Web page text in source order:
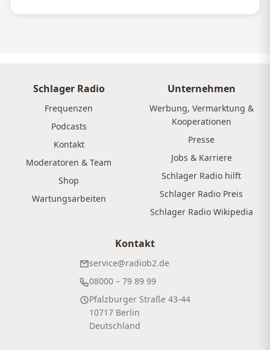
Schlager Radio
Frequenzen
Podcasts
Kontakt
Moderatoren & Team
Shop
Wartungsarbeiten
Unternehmen
Werbung, Vermarktung &
Kooperationen
Presse
Jobs & Karriere
Schlager Radio hilft
Schlager Radio Preis
Schlager Radio Wikipedia
Kontakt
service@radiob2.de
08000 – 79 89 99
Pfalzburger Straße 43-44
10717 Berlin
Deutschland